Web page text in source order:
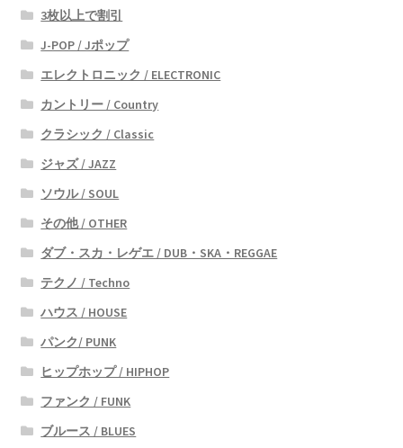
3枚以上で割引
J-POP / Jポップ
エレクトロニック / ELECTRONIC
カントリー / Country
クラシック / Classic
ジャズ / JAZZ
ソウル / SOUL
その他 / OTHER
ダブ・スカ・レゲエ / DUB・SKA・REGGAE
テクノ / Techno
ハウス / HOUSE
パンク/ PUNK
ヒップホップ / HIPHOP
ファンク / FUNK
ブルース / BLUES